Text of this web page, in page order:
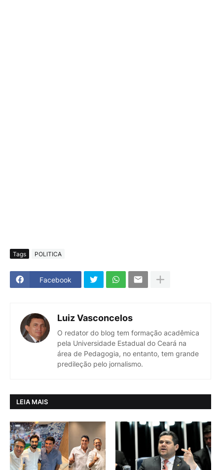
Tags POLITICA
Facebook
Luiz Vasconcelos
O redator do blog tem formação acadêmica
pela Universidade Estadual do Ceará na
área de Pedagogia, no entanto, tem grande
predileção pelo jornalismo.
LEIA MAIS